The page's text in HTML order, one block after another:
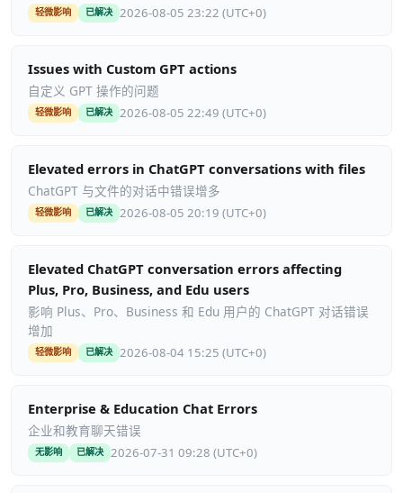
轻微影响 已解决 2026-08-05 23:22 (UTC+0)
Issues with Custom GPT actions
自定义 GPT 操作的问题
轻微影响 已解决 2026-08-05 22:49 (UTC+0)
Elevated errors in ChatGPT conversations with files
ChatGPT 与文件的对话中错误增多
轻微影响 已解决 2026-08-05 20:19 (UTC+0)
Elevated ChatGPT conversation errors affecting
Plus, Pro, Business, and Edu users
影响 Plus、Pro、Business 和 Edu 用户的 ChatGPT 对话错误
增加
轻微影响 已解决 2026-08-04 15:25 (UTC+0)
Enterprise & Education Chat Errors
企业和教育聊天错误
无影响 已解决 2026-07-31 09:28 (UTC+0)